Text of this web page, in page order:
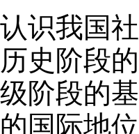
我国社
史阶段
阶段的
国际地